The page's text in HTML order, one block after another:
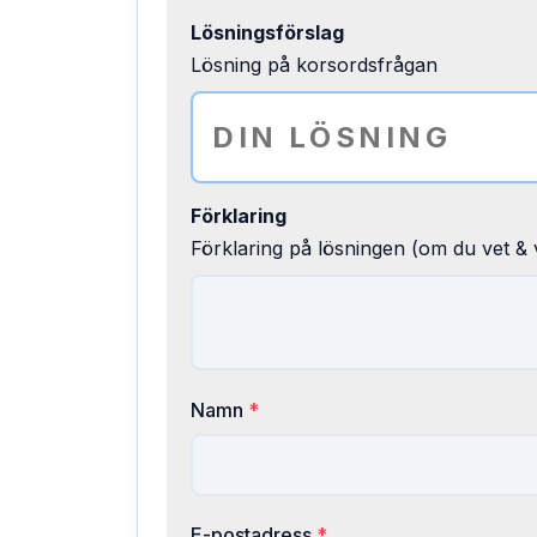
Lösningsförslag
Lösning på korsordsfrågan
Förklaring
Förklaring på lösningen (om du vet &
Namn *